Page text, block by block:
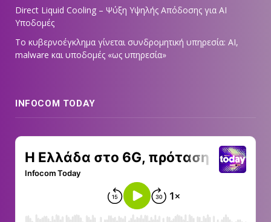
Direct Liquid Cooling – Ψύξη Υψηλής Απόδοσης για AI
Υποδομές
Το κυβερνοέγκλημα γίνεται συνδρομητική υπηρεσία: AI,
malware και υποδομές «ως υπηρεσία»
INFOCOM TODAY